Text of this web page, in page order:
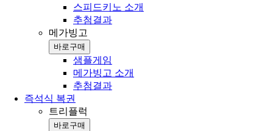
스피드키노 소개
추첨결과
메가빙고
바로구매
샘플게임
메가빙고 소개
추첨결과
즉석식 복권
트리플럭
바로구매